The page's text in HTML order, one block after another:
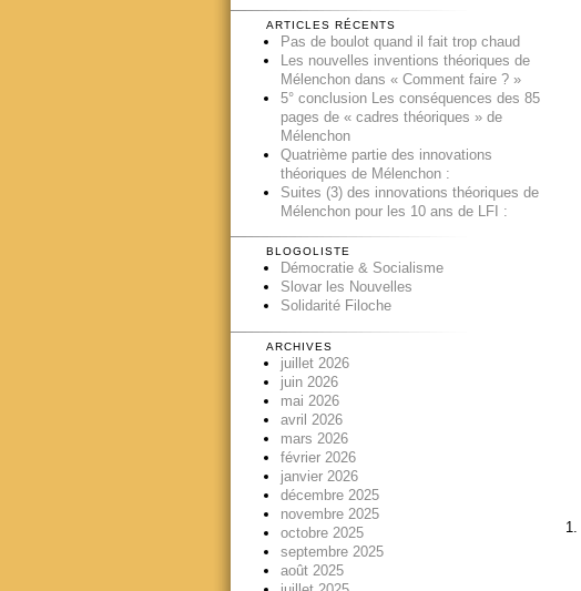
ARTICLES RÉCENTS
Pas de boulot quand il fait trop chaud
Les nouvelles inventions théoriques de
Mélenchon dans « Comment faire ? »
5° conclusion Les conséquences des 85
pages de « cadres théoriques » de
Mélenchon
Quatrième partie des innovations
théoriques de Mélenchon :
Suites (3) des innovations théoriques de
Mélenchon pour les 10 ans de LFI :
BLOGOLISTE
Démocratie & Socialisme
Slovar les Nouvelles
Solidarité Filoche
ARCHIVES
juillet 2026
juin 2026
mai 2026
avril 2026
mars 2026
février 2026
janvier 2026
décembre 2025
novembre 2025
octobre 2025
septembre 2025
août 2025